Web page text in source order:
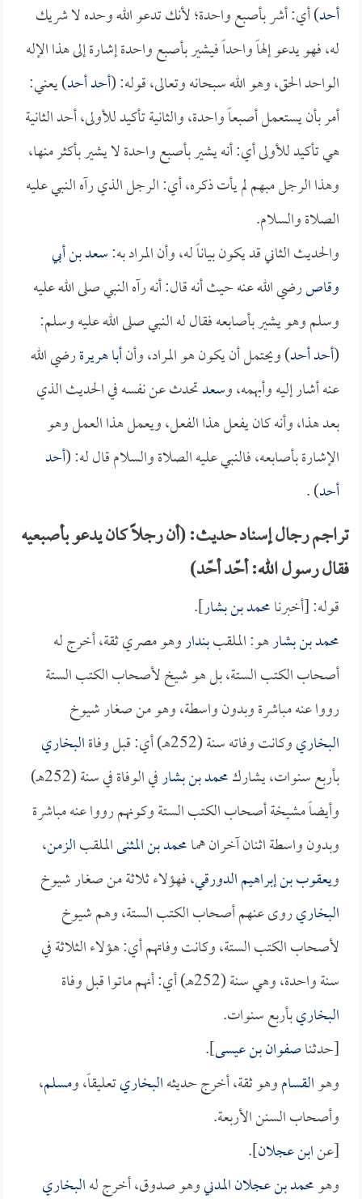
أحد) أي: أشر بأصبع واحدة؛ لأنك تدعو الله وحده لا شريك
له، فهو يدعو إلهاً واحداً فيشير بأصبع واحدة إشارة إلى هذا الإله
الواحد الحق، وهو الله سبحانه وتعالى، قوله: (أحد أحد) يعني:
أمر بأن يستعمل أصبعاً واحدة، والثانية تأكيد للأولى، أحد الثانية
هي تأكيد للأولى أي: أنه يشير بأصبع واحدة لا يشير بأكثر منها،
وهذا الرجل مبهم لم يأت ذكره، أي: الرجل الذي رآه النبي عليه
الصلاة والسلام.
والحديث الثاني قد يكون بياناً له، وأن المراد به:سعد بن أبي
وقاصرضي الله عنه حيث أنه قال: أنه رآه النبي صلى الله عليه
وسلم وهو يشير بأصابعه فقال له النبي صلى الله عليه وسلم:
(أحد أحد) ويحتمل أن يكون هو المراد، وأنأبا هريرةرضي الله
عنه أشار إليه وأبهمه، وسعدتحدث عن نفسه في الحديث الذي
بعد هذا، وأنه كان يفعل هذا الفعل، ويعمل هذا العمل وهو
الإشارة بأصابعه، فالنبي عليه الصلاة والسلام قال له: (أحد
أحد) .
تراجم رجال إسناد حديث: (أن رجلاً كان يدعو بأصبعيه
فقال رسول الله: أحّد أحّد)
قوله: [أخبرنامحمد بن بشار].
محمد بن بشارهو: الملقببنداروهو مصري ثقة، أخرج له
أصحاب الكتب الستة، بل هو شيخ لأصحاب الكتب الستة
رووا عنه مباشرة وبدون واسطة، وهو من صغار شيوخ
البخاريوكانت وفاته سنة (252هـ) أي: قبل وفاة
البخاري
بأربع سنوات، يشاركمحمد بن بشار
في الوفاة في سنة (252هـ)
وأيضاً مشيخة أصحاب الكتب الستة وكونهم رووا عنه مباشرة
وبدون واسطة اثنان آخران همامحمد بن المثنىالملقبالزمن،
ويعقوب بن إبراهيم الدورقي، فهؤلاء ثلاثة من صغار شيوخ
البخاريروى عنهم أصحاب الكتب الستة، وهم شيوخ
لأصحاب الكتب الستة، وكانت وفاتهم أي: هؤلاء الثلاثة في
سنة واحدة، وهي سنة (252هـ) أي: أنهم ماتوا قبل وفاة
البخاريبأربع سنوات.
[حدثناصفوان بن عيسى].
وهوالقساموهو ثقة، أخرج حديثهالبخاريتعليقاً، ومسلم،
وأصحاب السنن الأربعة.
[عنابن عجلان].
وهومحمد بن عجلان المدنيوهو صدوق، أخرج لهالبخاري